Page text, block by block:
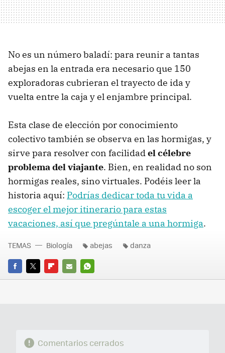
No es un número baladí: para reunir a tantas
abejas en la entrada era necesario que 150
exploradoras cubrieran el trayecto de ida y
vuelta entre la caja y el enjambre principal.
Esta clase de elección por conocimiento
colectivo también se observa en las hormigas, y
sirve para resolver con facilidadel célebre
problema del viajante. Bien, en realidad no son
hormigas reales, sino virtuales. Podéis leer la
historia aquí: Podrías dedicar toda tu vida a
escoger el mejor itinerario para estas
vacaciones, así que pregúntale a una hormiga.
FACEBOOK
TWITTERFLIPBOARD
E-
WHATSAPP
TEMAS Biología abejas danza
Comentarios cerrados